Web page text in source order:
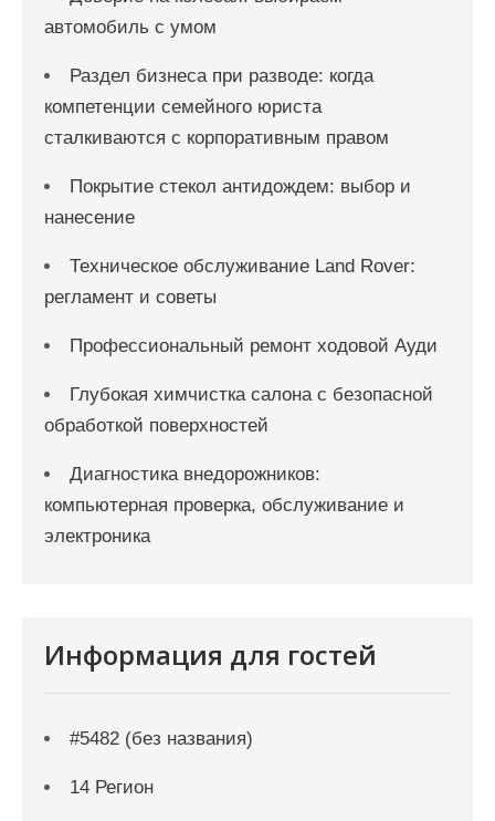
автомобиль с умом
Раздел бизнеса при разводе: когда
компетенции семейного юриста
сталкиваются с корпоративным правом
Покрытие стекол антидождем: выбор и
нанесение
Техническое обслуживание Land Rover:
регламент и советы
Профессиональный ремонт ходовой Ауди
Глубокая химчистка салона с безопасной
обработкой поверхностей
Диагностика внедорожников:
компьютерная проверка, обслуживание и
электроника
Информация для гостей
#5482 (без названия)
14 Регион